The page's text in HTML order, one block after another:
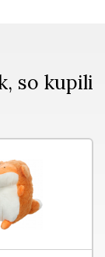
so kupili